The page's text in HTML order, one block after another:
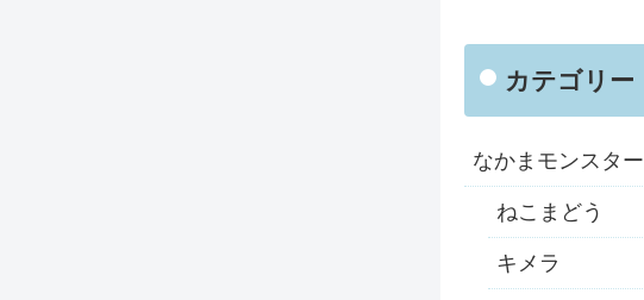
カテゴリー
なかまモンスター
ねこまどう
キメラ